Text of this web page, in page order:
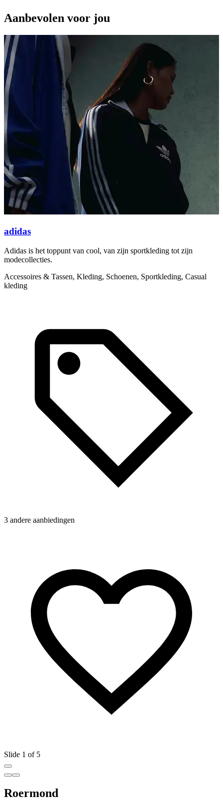
Aanbevolen voor jou
adidas
Adidas is het toppunt van cool, van zijn sportkleding tot zijn
modecollecties.
Accessoires & Tassen, Kleding, Schoenen, Sportkleding, Casual
kleding
3 andere aanbiedingen
Slide 1 of 5
Roermond